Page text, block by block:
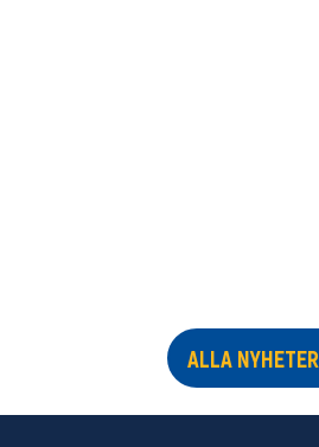
ALLA NYHETER